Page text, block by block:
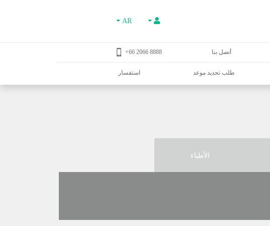
AR
أتصل بنا 8888 2066 66+
طلب تحديد موعد استفسار
الأطباء